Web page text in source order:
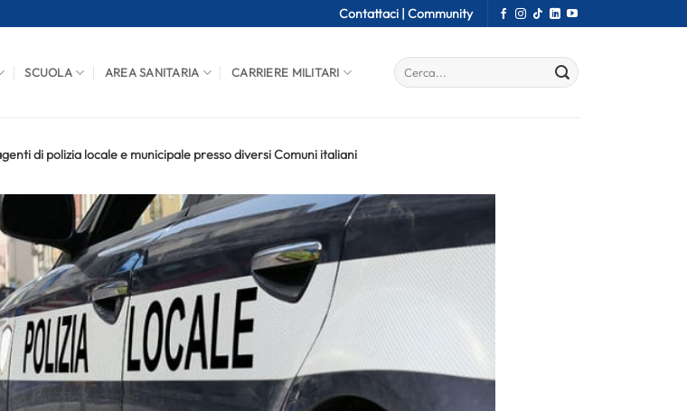
Contattaci | Community
SCUOLA AREA SANITARIA CARRIERE MILITARI
di polizia locale e municipale presso diversi Comuni italiani